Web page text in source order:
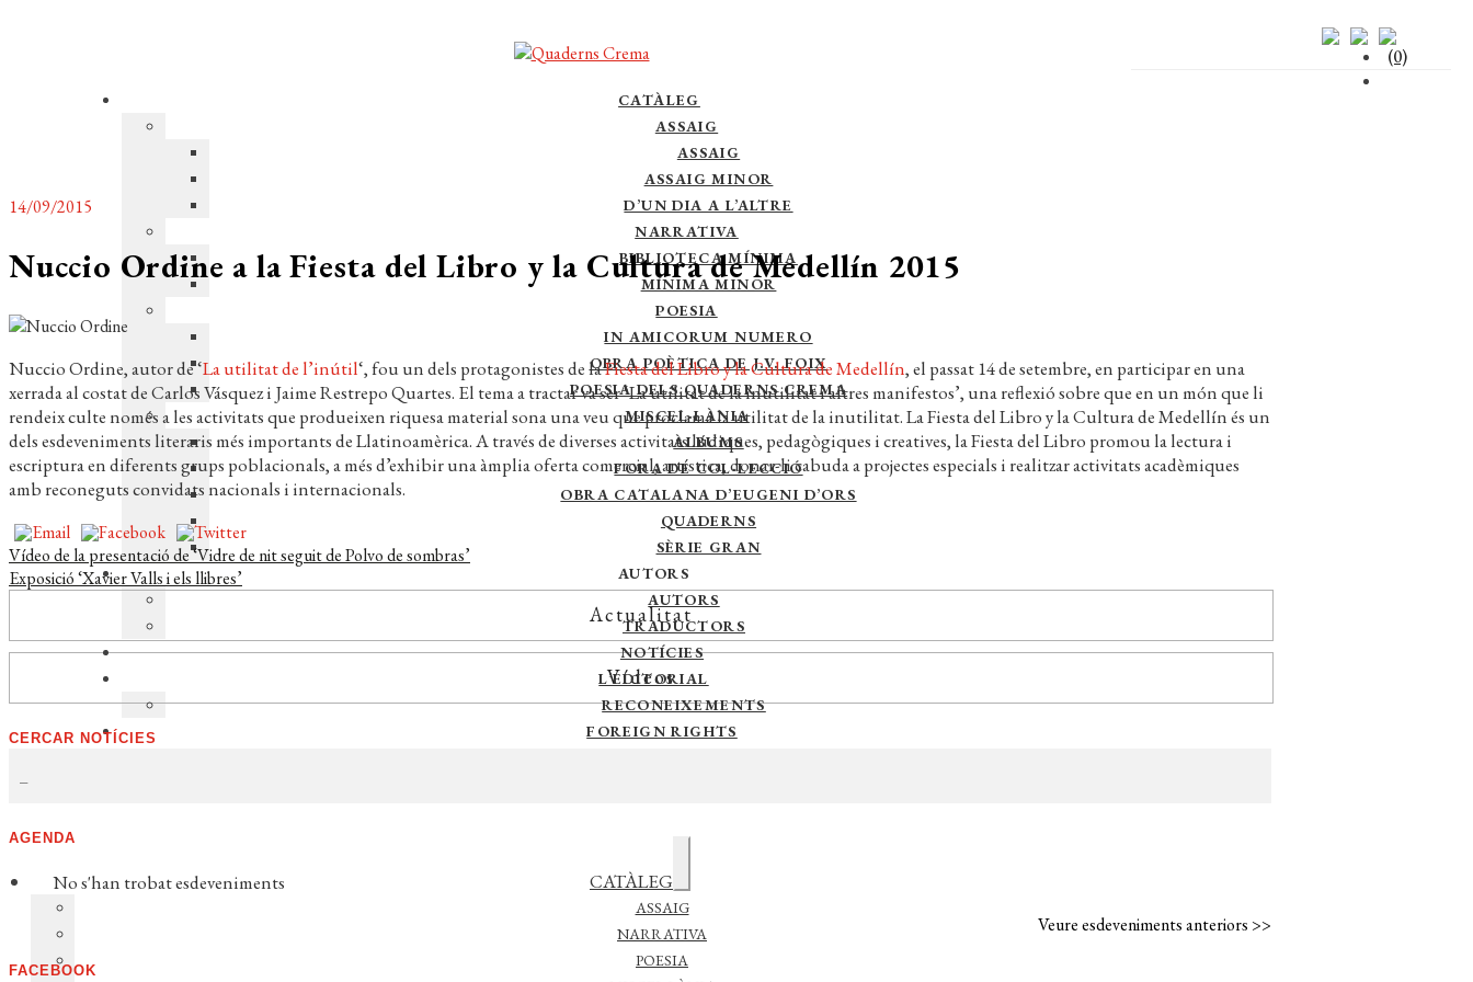
(0)
CATÀLEG
ASSAIG
ASSAIG
ASSAIG MINOR
D’UN DIA A L’ALTRE
NARRATIVA
BIBLIOTECA MÍNIMA
MÍNIMA MINOR
POESIA
IN AMICORUM NUMERO
OBRA POÈTICA DE J.V. FOIX
POESIA DELS QUADERNS CREMA
MISCEL·LÀNIA
ÀLBUMS
FORA DE COL·LECCIÓ
OBRA CATALANA D’EUGENI D’ORS
QUADERNS
SÈRIE GRAN
AUTORS
AUTORS
TRADUCTORS
NOTÍCIES
L’EDITORIAL
RECONEIXEMENTS
FOREIGN RIGHTS
CATÀLEG el
menú
secundari
ASSAIG
NARRATIVA
POESIA
14/09/2015
Nuccio Ordine a la Fiesta del Libro y la Cultura de Medellín 2015
Nuccio Ordine, autor de ‘La utilitat de l’inútil‘, fou un dels protagonistes de laFiesta del Libro y la Cultura de Medellín, el passat 14 de setembre, en participar en una
xerrada al costat de Carlos Vásquez i Jaime Restrepo Quartes. El tema a tractar va ser ‘La utilitat de la inutilitat i altres manifestos’, una reflexió sobre que en un món que li
rendeix culte només a les activitats que produeixen riquesa material sona una veu que proclama la utilitat de la inutilitat. La Fiesta del Libro y la Cultura de Medellín és un
dels esdeveniments literaris més importants de Llatinoamèrica. A través de diverses activitats lúdiques, pedagògiques i creatives, la Fiesta del Libro promou la lectura i
escriptura en diferents grups poblacionals, a més d’exhibir una àmplia oferta comercial, artística, donar-li cabuda a projectes especials i realitzar activitats acadèmiques
amb reconeguts convidats nacionals i internacionals.
Navegació
d'entrades
Entrada
anterior:
Vídeo de la presentació de ‘Vidre de nit seguit de Polvo de sombras’
Pròxima
Exposició ‘Xavier Valls i els llibres’
Actualitat
Vídeos
CERCAR NOTÍCIES
AGENDA
No s'han trobat esdeveniments
Veure esdeveniments anteriors >>
FACEBOOK